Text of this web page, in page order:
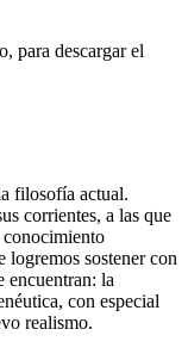
para descargar el
filosofía actual.
corrientes, a las que
conocimiento
sostener con
encuentran: la
con especial
realismo.